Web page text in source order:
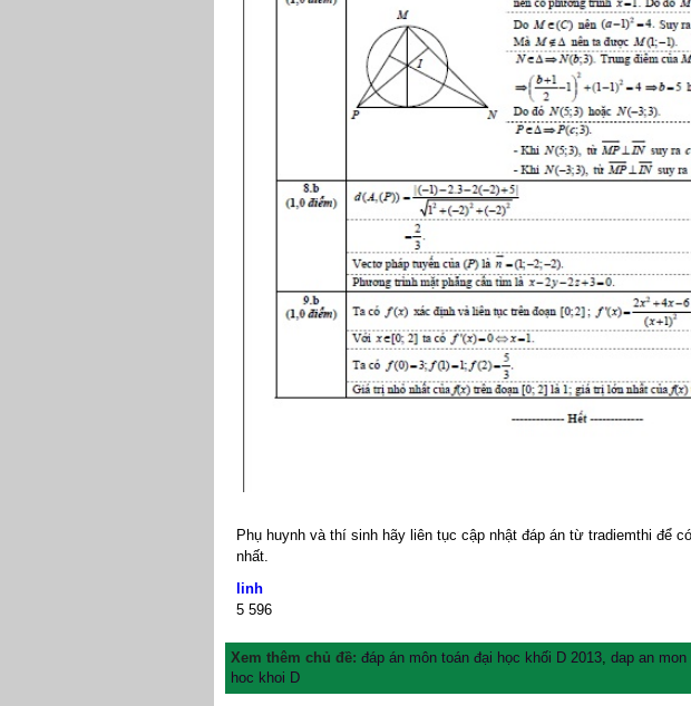
Phụ huynh và thí sinh hãy liên tục cập nhật đáp án từ tradiemthi để
nhất.
linh
5 596
Xem thêm chủ đề: đáp án môn toán đại học khối D 2013, dap an
hoc khoi D